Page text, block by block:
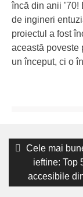
încă din anii ’70!
de ingineri
proiectul a fost
această poveste
un început, ci o
Navigare
articole
Previous
post:
Cele mai
ieftine: Top
accesibile